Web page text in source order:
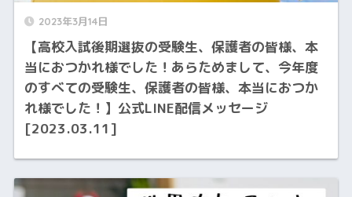
2023年3月14日
【高校入試後期選抜の受験生、保護者の皆様、本
当におつかれ様でした！あらためまして、今年度
のすべての受験生、保護者の皆様、本当におつか
れ様でした！】公式LINE配信メッセージ
[2023.03.11]